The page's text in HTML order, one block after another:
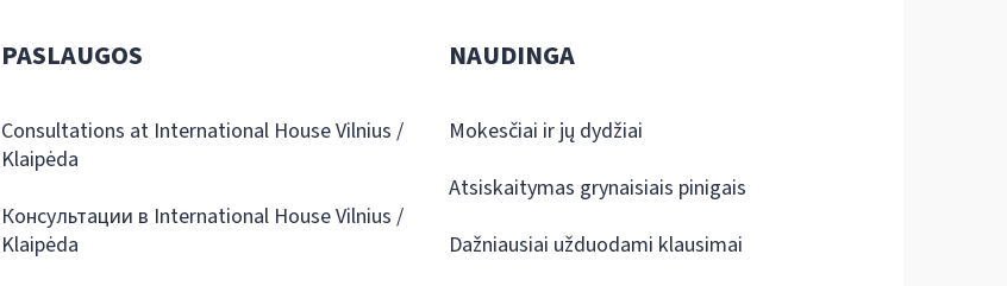
PASLAUGOS
Consultations at International House Vilnius /
Klaipėda
Консультации в International House Vilnius /
Klaipėda
NAUDINGA
Mokesčiai ir jų dydžiai
Atsiskaitymas grynaisiais pinigais
Dažniausiai užduodami klausimai